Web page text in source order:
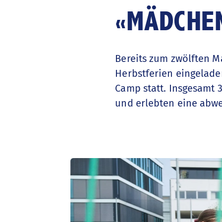
Bereits zum zwölften
Herbstferien
Camp statt. Insgesamt
und erlebten eine